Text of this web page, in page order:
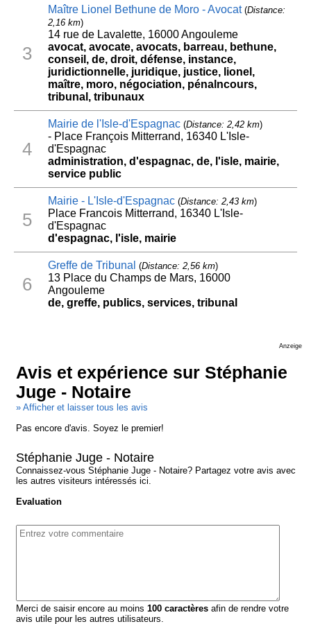
3
Maître Lionel Bethune de Moro - Avocat(Distance:
2,16 km)
14 rue de Lavalette, 16000 Angouleme
avocat, avocate, avocats, barreau, bethune,
conseil, de, droit, défense, instance,
juridictionnelle, juridique, justice, lionel,
maître, moro, négociation, pénalncours,
tribunal, tribunaux
4
Mairie de l'Isle-d'Espagnac(Distance: 2,42 km)
- Place François Mitterrand, 16340 L'Isle-
d'Espagnac
administration, d'espagnac, de, l'isle, mairie,
service public
5
Mairie - L'Isle-d'Espagnac(Distance: 2,43 km)
Place Francois Mitterrand, 16340 L'Isle-
d'Espagnac
d'espagnac, l'isle, mairie
6
Greffe de Tribunal (Distance: 2,56 km)
13 Place du Champs de Mars, 16000
Angouleme
de, greffe, publics, services, tribunal
Anzeige
Avis et expérience sur Stéphanie
Juge - Notaire
» Afficher et laisser tous les avis
Pas encore d'avis. Soyez le premier!
Stéphanie Juge - Notaire
Connaissez-vous Stéphanie Juge - Notaire? Partagez votre avis avec
les autres visiteurs intéressés ici.
Evaluation
Merci de saisir encore au moins100 caractères afin de rendre votre
avis utile pour les autres utilisateurs.